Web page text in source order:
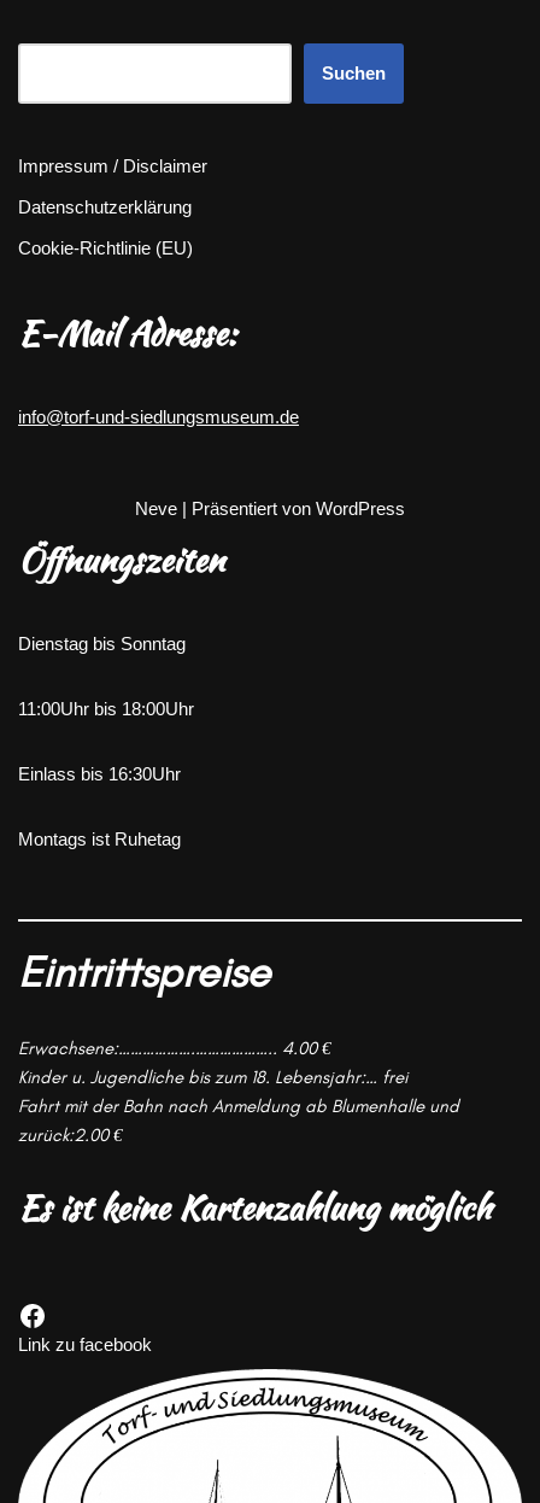
Suchen
Impressum / Disclaimer
Datenschutzerklärung
Cookie-Richtlinie (EU)
E-Mail Adresse:
info@torf-und-siedlungsmuseum.de
Neve | Präsentiert von WordPress
Öffnungszeiten
Dienstag bis Sonntag
11:00Uhr bis 18:00Uhr
Einlass bis 16:30Uhr
Montags ist Ruhetag
Eintrittspreise
Erwachsene:……………….……………….. 4.00 €
Kinder u. Jugendliche bis zum 18. Lebensjahr:… frei
Fahrt mit der Bahn nach Anmeldung ab Blumenhalle und
zurück:2.00 €
Es ist keine Kartenzahlung möglich
Link zu facebook